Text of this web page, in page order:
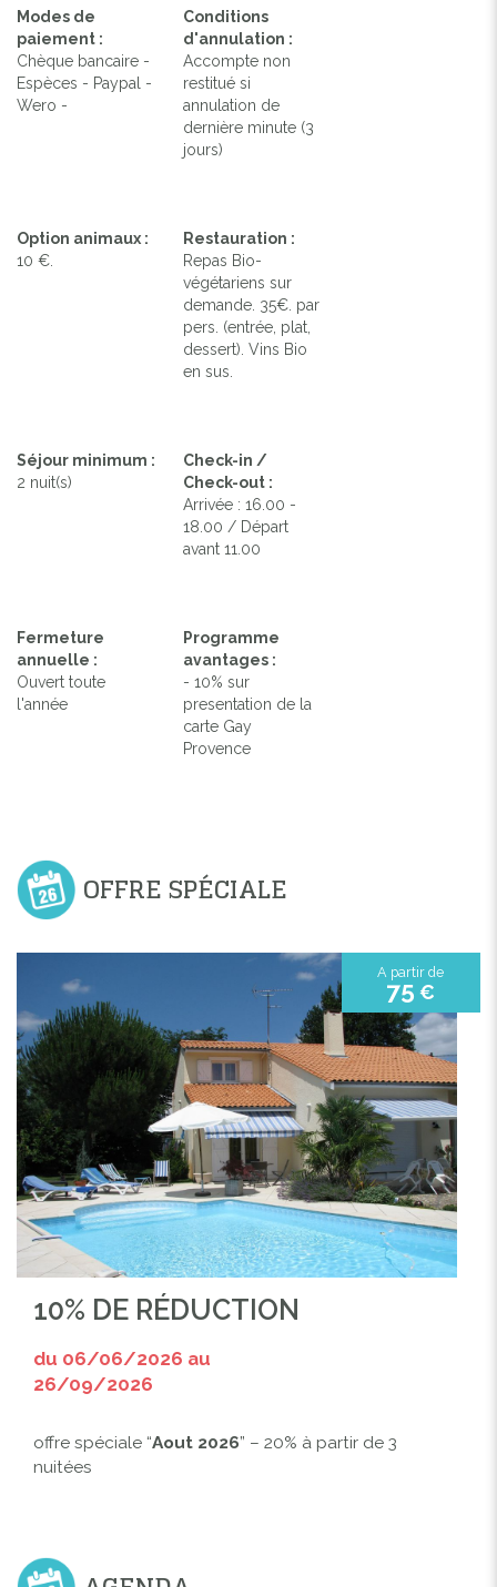
Modes de
paiement :
Chèque bancaire -
Espèces - Paypal -
Wero -
Conditions
d'annulation :
Accompte non
restitué si
annulation de
dernière minute (3
jours)
Option animaux :
10 €.
Restauration :
Repas Bio-
végétariens sur
demande. 35€. par
pers. (entrée, plat,
dessert). Vins Bio
en sus.
Séjour minimum :
2 nuit(s)
Check-in /
Check-out :
Arrivée : 16.00 -
18.00 / Départ
avant 11.00
Fermeture
annuelle :
Ouvert toute
l'année
Programme
avantages :
- 10% sur
presentation de la
carte Gay
Provence
OFFRE SPÉCIALE
A partir de
75 €
10% DE RÉDUCTION
du 06/06/2026 au
26/09/2026
offre spéciale “Aout 2026” – 20% à partir de 3
nuitées